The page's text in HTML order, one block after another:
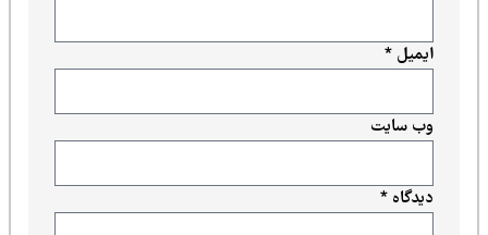
دیدگاه*
ایمیل*
وب‌ سایت